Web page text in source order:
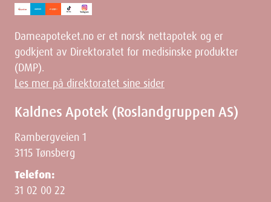
Dameapoteket.no er et norsk nettapotek og er
godkjent av Direktoratet for medisinske produkter
(DMP).
Les mer på direktoratet sine sider
Kaldnes Apotek (Roslandgruppen AS)
Rambergveien 1
3115 Tønsberg
Telefon:
31 02 00 22